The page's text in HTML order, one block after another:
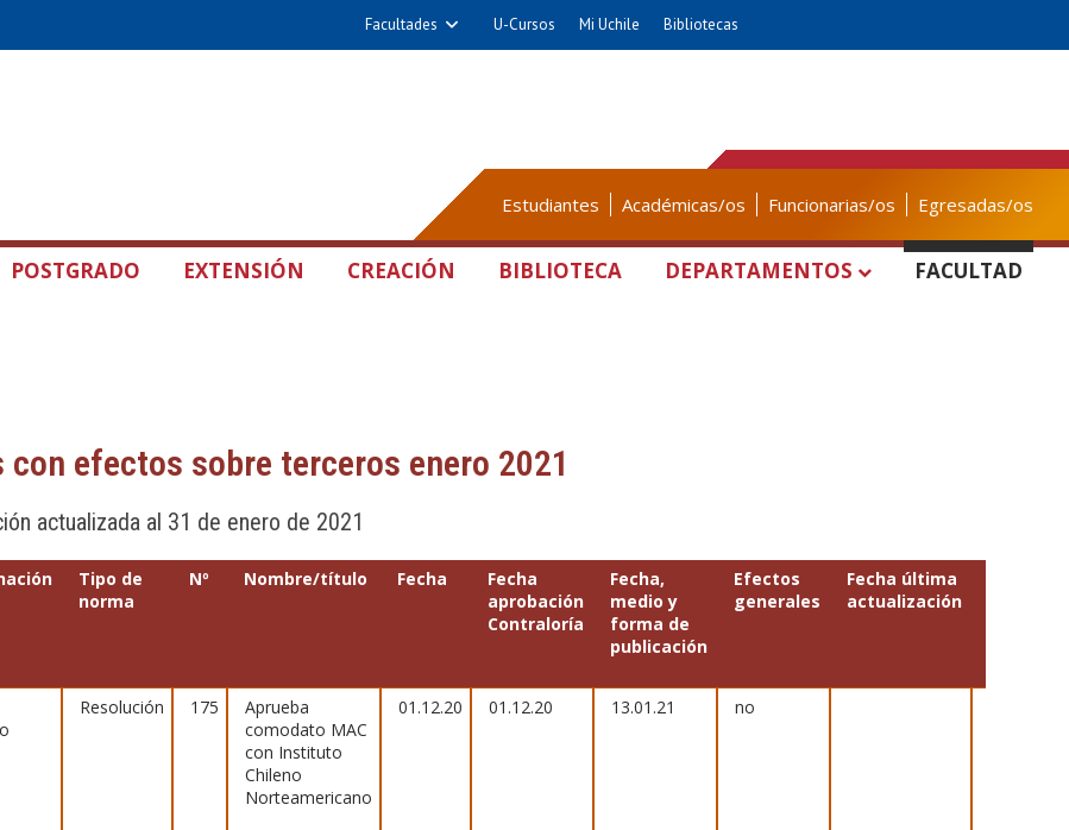
Facultades U-Cursos Mi Uchile Bibliotecas
Estudiantes Académicas/os Funcionarias/os Egresadas/os
POSTGRADO EXTENSIÓN CREACIÓN BIBLIOTECA DEPARTAMENTOS FACULTAD
con efectos sobre terceros enero 2021
actualizada al 31 de enero de 2021
Tipo de
norma
Nº Nombre/título Fecha
Fecha
aprobación
Contraloría
Fecha,
medio y
forma de
publicación
Efectos
generales
Fecha última
actualización
Resolución 175
Aprueba
comodato MAC
con Instituto
Chileno
Norteamericano
01.12.20 01.12.20 13.01.21 no